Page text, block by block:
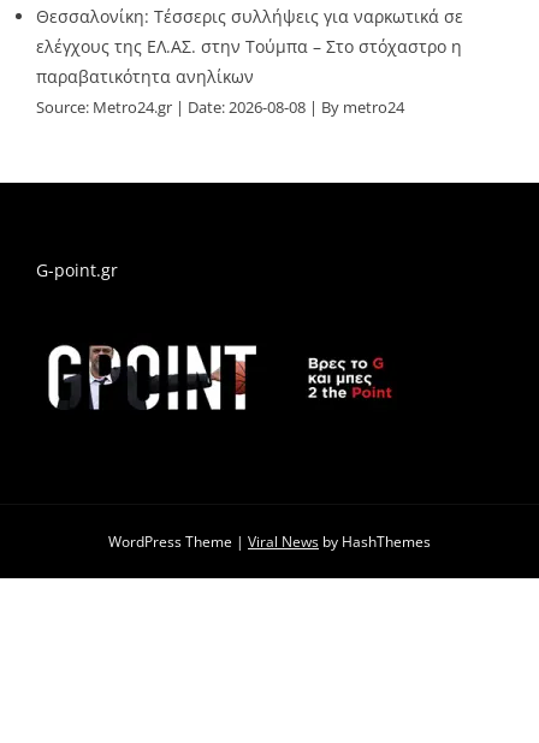
Θεσσαλονίκη: Τέσσερις συλλήψεις για ναρκωτικά σε
ελέγχους της ΕΛ.ΑΣ. στην Τούμπα – Στο στόχαστρο η
παραβατικότητα ανηλίκων
Source: Metro24.gr Date: 2026-08-08 By metro24
G-point.gr
WordPress Theme | Viral News by HashThemes